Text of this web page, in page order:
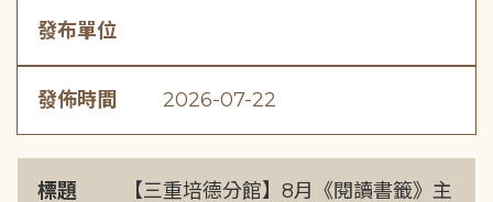
發布單位
發佈時間 2026-07-22
標題
【三重培德分館】8月《閱讀書籤》主